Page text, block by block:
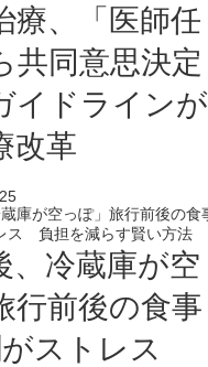
療、「医師任
共同意思決定
ドラインが
改革
、冷蔵庫が空
行前後の食事
がストレス